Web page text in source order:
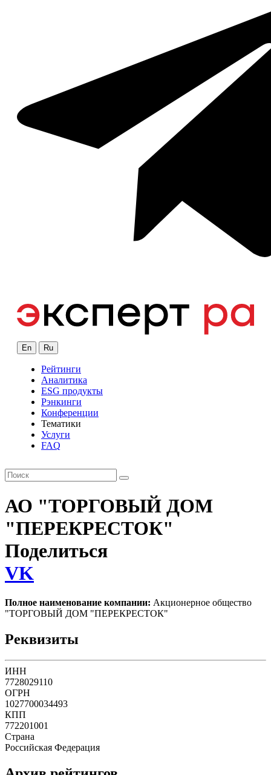
En Ru
Рейтинги
Аналитика
ESG продукты
Рэнкинги
Конференции
Тематики
Услуги
FAQ
АО "ТОРГОВЫЙ ДОМ
"ПЕРЕКРЕСТОК"
Поделиться
VK
Полное наименование компании: Акционерное общество
"ТОРГОВЫЙ ДОМ "ПЕРЕКРЕСТОК"
Реквизиты
ИНН
7728029110
ОГРН
1027700034493
КПП
772201001
Страна
Российская Федерация